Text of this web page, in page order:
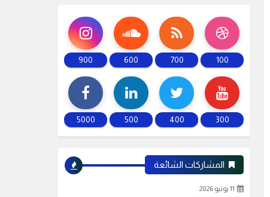
100
700
600
900
300
400
500
5000
المشاركات الشائعة
11 يونيو 2026